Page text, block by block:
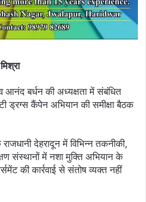
बर्धन की अध्यक्षता में संबंधित
ड्रग्स कैंपेन अभियान की समीक्षा बैठक
देहरादून में विभिन्न तकनीकी,
संस्थानों में नशा मुक्ति अभियान के
की कार्रवाई से संतोष व्यक्त नहीं